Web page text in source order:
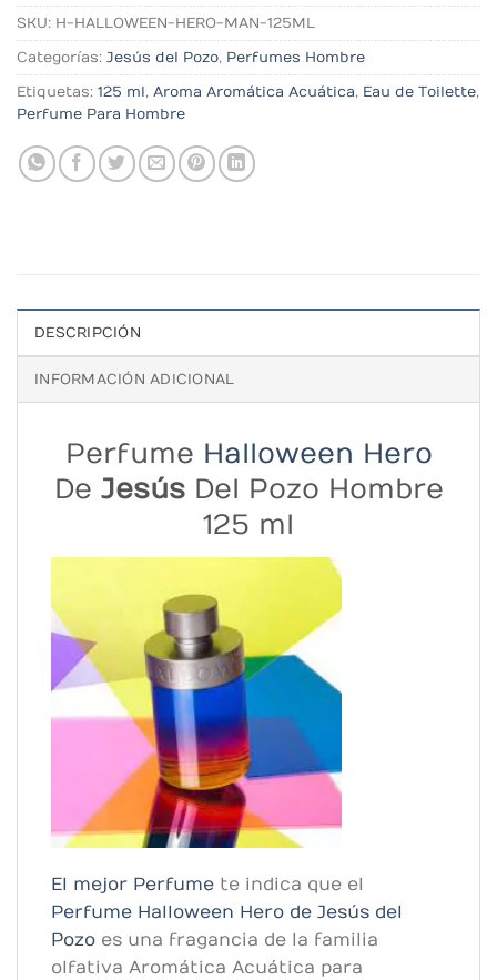
SKU: H-HALLOWEEN-HERO-MAN-125ML
Categorías: Jesús del Pozo, Perfumes Hombre
Etiquetas: 125 ml, Aroma Aromática Acuática, Eau de Toilette,
Perfume Para Hombre
DESCRIPCIÓN
INFORMACIÓN ADICIONAL
Perfume Halloween Hero
De JesúsDel Pozo Hombre
125 ml
El mejor Perfume te indica que el
Perfume Halloween Hero de Jesús del
Pozo es una fragancia de la familia
olfativa Aromática Acuática para